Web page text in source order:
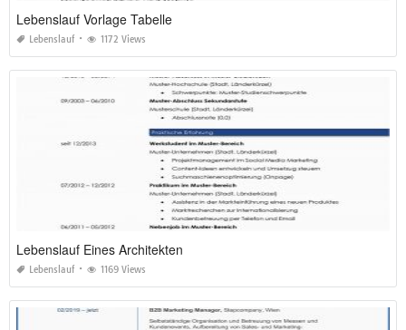
Lebenslauf Vorlage Tabelle
Lebenslauf 1172 Views
Lebenslauf Eines Architekten
Lebenslauf 1169 Views